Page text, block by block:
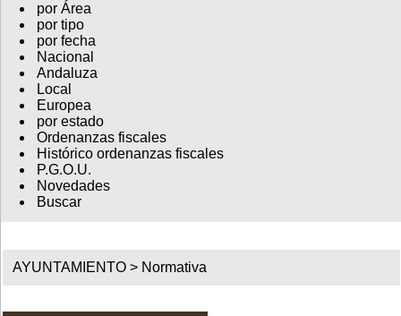
por Área
por tipo
por fecha
Nacional
Andaluza
Local
Europea
por estado
Ordenanzas fiscales
Histórico ordenanzas fiscales
P.G.O.U.
Novedades
Buscar
AYUNTAMIENTO > Normativa